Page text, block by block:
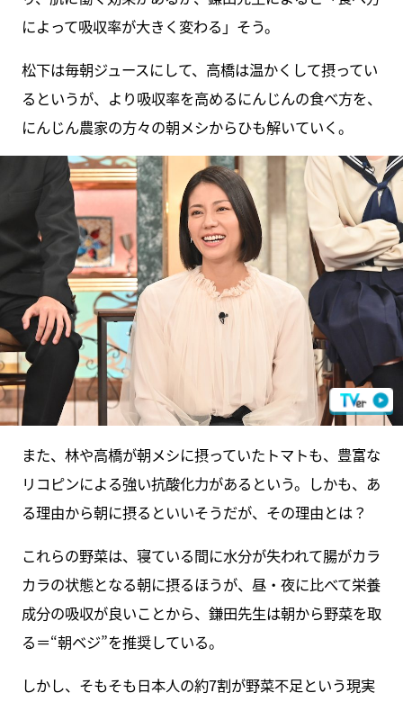
によって吸収率が大きく変わる」そう。
松下は毎朝ジュースにして、高橋は温かくして摂ってい
るというが、より吸収率を高めるにんじんの食べ方を、
にんじん農家の方々の朝メシからひも解いていく。
また、林や高橋が朝メシに摂っていたトマトも、豊富な
リコピンによる強い抗酸化力があるという。しかも、あ
る理由から朝に摂るといいそうだが、その理由とは？
これらの野菜は、寝ている間に水分が失われて腸がカラ
カラの状態となる朝に摂るほうが、昼・夜に比べて栄養
成分の吸収が良いことから、鎌田先生は朝から野菜を取
る＝“朝ベジ”を推奨している。
しかし、そもそも日本人の約7割が野菜不足という現実